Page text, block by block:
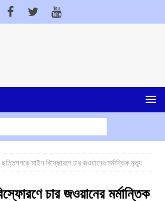
ছত্তিশগড়ে মাইন বিস্ফোরণে চার জওয়ানের মর্মান্তিক মৃত্যু
চার জওয়ানের মর্মান্তিক